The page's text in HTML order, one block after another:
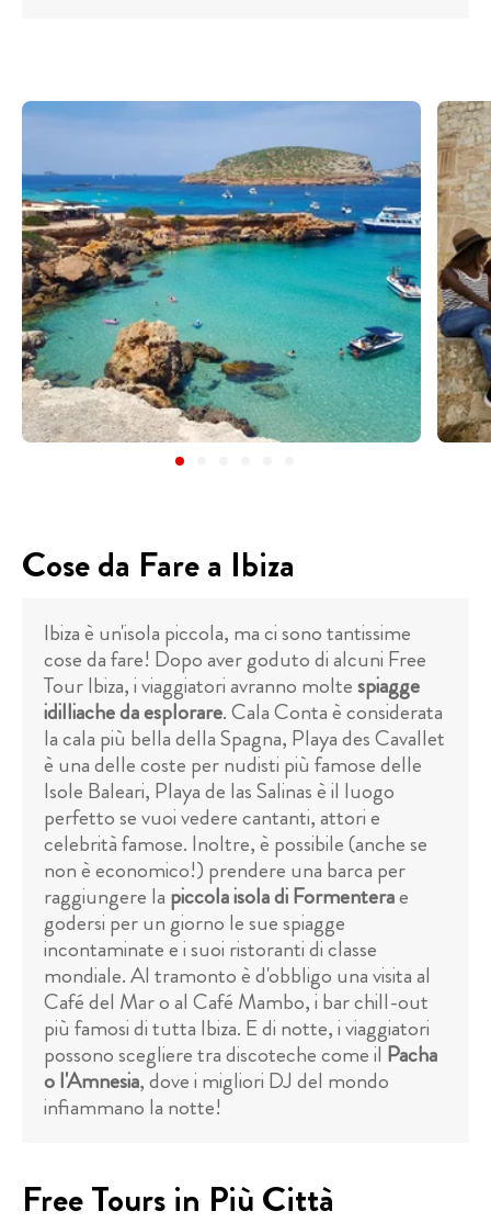
Cose da Fare a Ibiza
Ibiza è un'isola piccola, ma ci sono tantissime
cose da fare! Dopo aver goduto di alcuni Free
Tour Ibiza, i viaggiatori avranno moltespiagge
idilliache da esplorare. Cala Conta è considerata
la cala più bella della Spagna, Playa des Cavallet
è una delle coste per nudisti più famose delle
Isole Baleari, Playa de las Salinas è il luogo
perfetto se vuoi vedere cantanti, attori e
celebrità famose. Inoltre, è possibile (anche se
non è economico!) prendere una barca per
raggiungere la piccola isola di Formenterae
godersi per un giorno le sue spiagge
incontaminate e i suoi ristoranti di classe
mondiale. Al tramonto è d'obbligo una visita al
Café del Mar o al Café Mambo, i bar chill-out
più famosi di tutta Ibiza. E di notte, i viaggiatori
possono scegliere tra discoteche come il Pacha
o l'Amnesia, dove i migliori DJ del mondo
infiammano la notte!
Free Tours in Più Città